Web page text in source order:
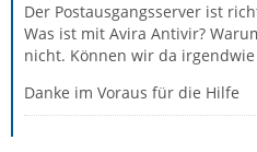
Der Postausgangsserver ist
Was ist mit Avira Antivir?
nicht. Können wir da irgendwie
Danke im Voraus für die Hilfe